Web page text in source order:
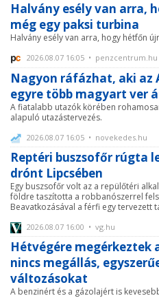
Halvány esély van arra,
még egy paksi turbina
Halvány esély van arra, hogy hétfőn
2026.08.07 16:05 • penzcentrum.hu
Nagyon ráfázhat, aki az
egyre több magyart ver
A fiatalabb utazók körében
alapuló utazástervezés.
2026.08.07 16:05 • novekedes.hu
Reptéri buszsofőr rúgta
drónt Lipcsében
Egy buszsofőr volt az a repülőtéri
földre taszította a robbanószerrel
Beavatkozásával a férfi egy tervezett
2026.08.07 16:00 • vg.hu
Hétvégére megérkeztek
nincs megállás,
változásokat
A benzinért és a gázolajért is